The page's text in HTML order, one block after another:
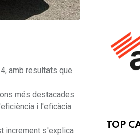
amb resultats que
més destacades
i l'eficàcia
increment s'explica
TOP